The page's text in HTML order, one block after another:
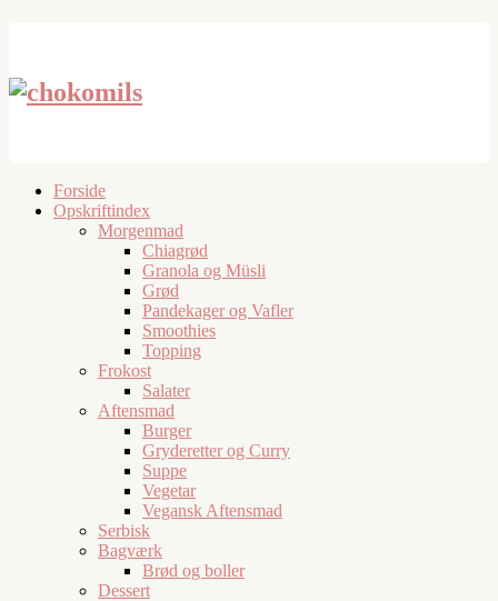
Forside
Opskriftindex
Morgenmad
Chiagrød
Granola og Müsli
Grød
Pandekager og Vafler
Smoothies
Topping
Frokost
Salater
Aftensmad
Burger
Gryderetter og Curry
Suppe
Vegetar
Vegansk Aftensmad
Serbisk
Bagværk
Brød og boller
Dessert